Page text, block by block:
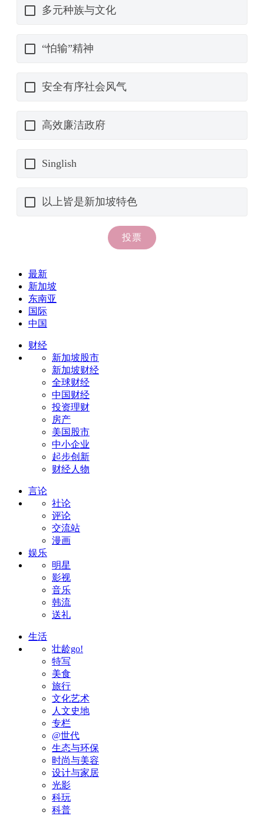
最新
新加坡
东南亚
国际
中国
财经
新加坡股市
新加坡财经
全球财经
中国财经
投资理财
房产
美国股市
中小企业
起步创新
财经人物
言论
社论
评论
交流站
漫画
娱乐
明星
影视
音乐
韩流
送礼
生活
壮龄go!
特写
美食
旅行
文化艺术
人文史地
专栏
@世代
生态与环保
时尚与美容
设计与家居
光影
科玩
科普